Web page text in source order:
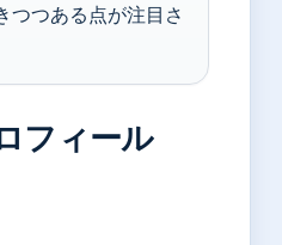
つつある点が注目さ
フィール